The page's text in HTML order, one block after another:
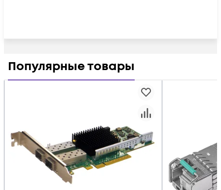
Популярные товары